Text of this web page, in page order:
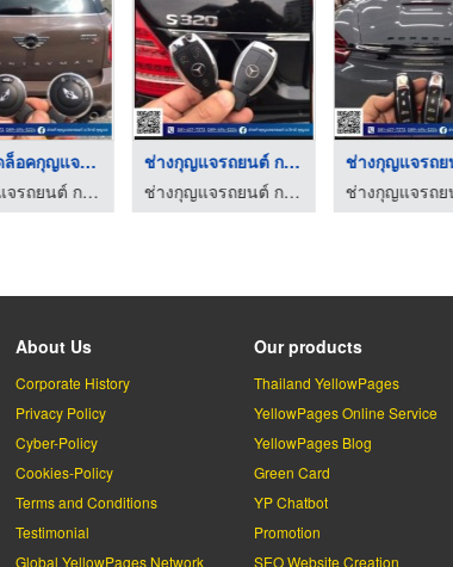
ช่างปลดล็อคกุญแจรถ ใ ...
ช่างกุญแจรถยนต์ กรุงเทพ - อ.วิทย์กุญแจ
ช่างกุญแจรถยนต์ กรุง ...
ช่างกุญแจรถยนต์ กรุงเทพ - อ.วิทย์กุญแจ
About Us
Corporate History
Privacy Policy
Cyber-Policy
Cookies-Policy
Terms and Conditions
Testimonial
Global YellowPages Network
Our products
Thailand YellowPages
YellowPages Online Service
YellowPages Blog
Green Card
YP Chatbot
Promotion
SEO Website Creation